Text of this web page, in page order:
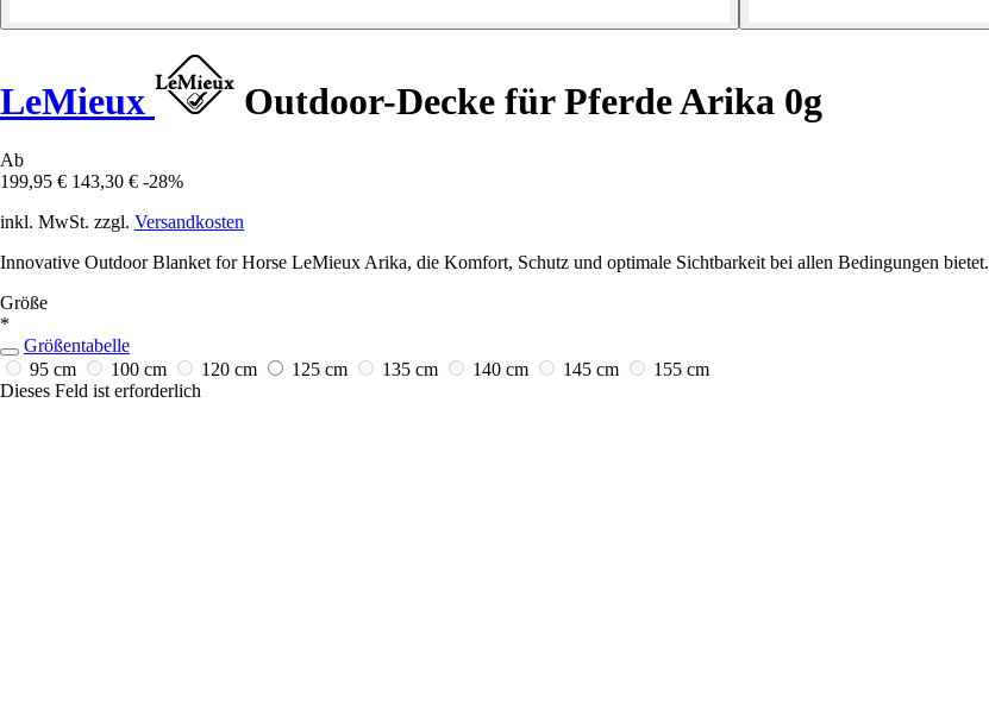
LeMieux Outdoor-Decke für Pferde Arika 0g
Ab
199,95 € 143,30 € -28%
inkl. MwSt. zzgl. Versandkosten
Innovative Outdoor Blanket for Horse LeMieux Arika, die Komfort, Schutz und optimale Sichtbarkeit bei allen Bedingungen bietet.
Größe
*
Größentabelle
95 cm
100 cm 120 cm 125 cm 135 cm 140 cm 145 cm
155 cm
Dieses Feld ist erforderlich